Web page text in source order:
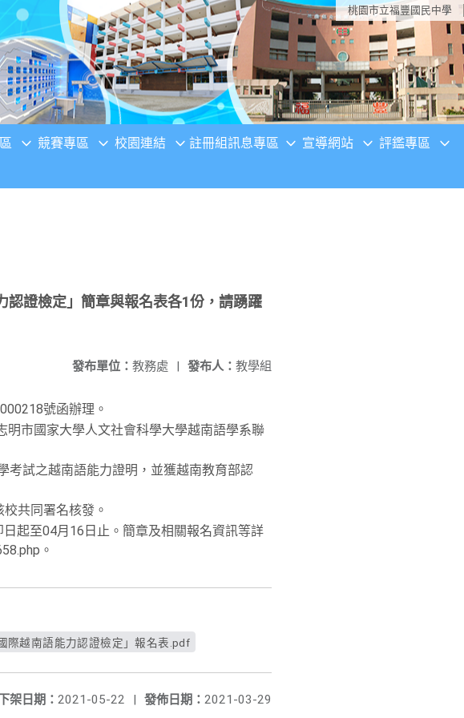
桃園市立福豐國民中學
競賽專區 校園連結 註冊組訊息專區 宣導網站 評鑑專區
證檢定」簡章與報名表各1份，請踴躍
發布人： 教學組
發布單位： 教務處 |
號函辦理。
市國家大學人文社會科學大學越南語學系聯
考試之越南語能力證明，並獲越南教育部認
共同署名核發。
起至04月16日止。簡章及相關報名資訊等詳
。
際越南語能力認證檢定」報名表.pdf
發佈日期： 2021-03-29
架日期： 2021-05-22 |